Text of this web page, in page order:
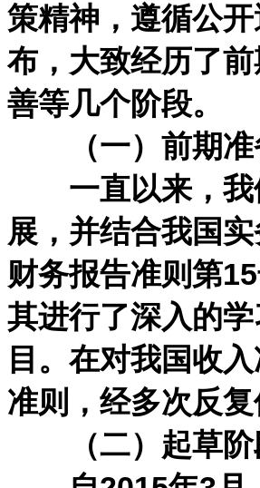
策精神，遵循公
布，大致经历了
善等几个阶段。
（一）前期准
一直以来，我
展，并结合我国
财务报告准则第
其进行了深入的
目。在对我国收
准则，经多次反
（二）起草阶